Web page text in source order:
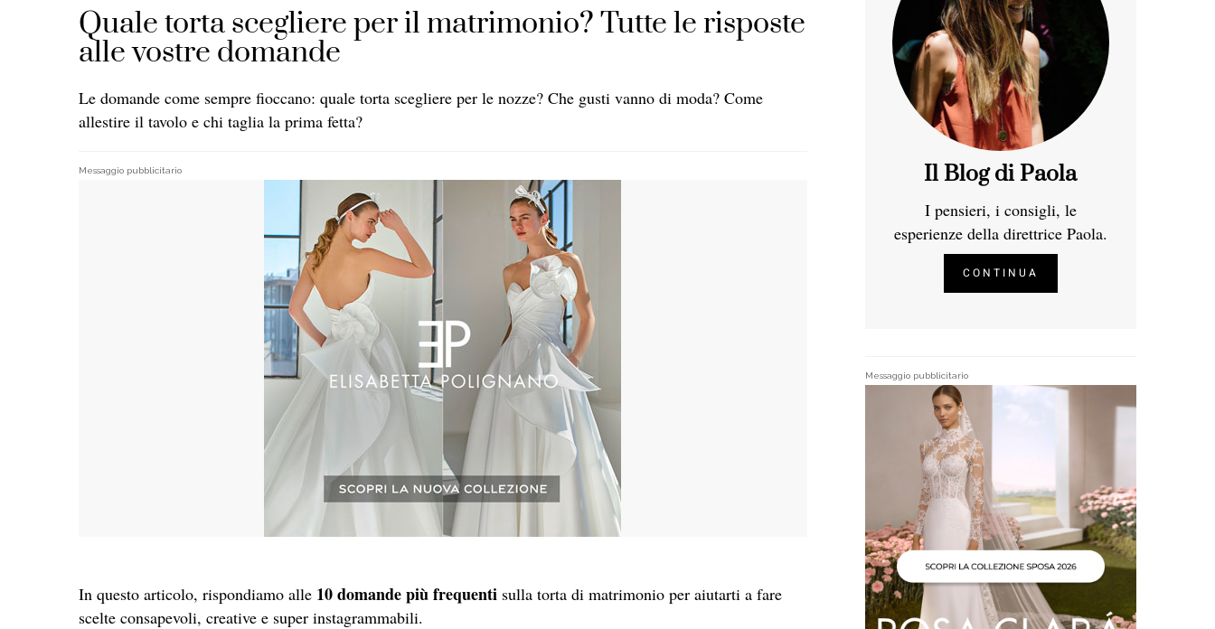
Quale torta scegliere per il matrimonio? Tutte le risposte
alle vostre domande
Le domande come sempre fioccano: quale torta scegliere per le nozze? Che gusti vanno di moda? Come
allestire il tavolo e chi taglia la prima fetta?
Messaggio pubblicitario
In questo articolo, rispondiamo alle 10 domande più frequenti sulla torta di matrimonio per aiutarti a fare
scelte consapevoli, creative e super instagrammabili.
Il Blog di Paola
I pensieri, i consigli, le
esperienze della direttrice Paola.
CONTINUA
Messaggio pubblicitario